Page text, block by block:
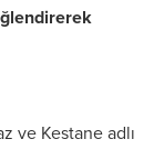
ve Kestane adlı